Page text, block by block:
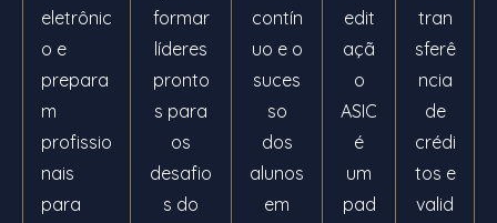
eletrônic
o e
prepara
m
profissio
nais
para
formar
líderes
pronto
s para
os
desafio
s do
contín
uo e o
suces
so
dos
alunos
em
edit
açã
o
ASIC
é
um
pad
tran
sferê
ncia
de
crédi
tos e
valid